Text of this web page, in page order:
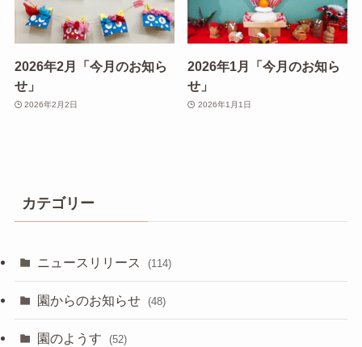
2026年2月「今月のお知ら
せ」
2026年2月2日
2026年1月「今月のお知ら
せ」
2026年1月1日
カテゴリー
ニュースリリース (114)
園からのお知らせ (48)
園のようす (52)